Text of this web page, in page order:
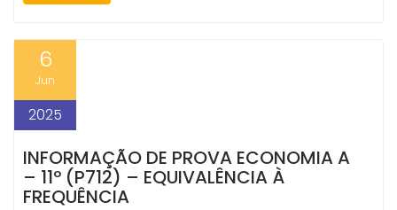
6
Jun
2025
INFORMAÇÃO DE PROVA ECONOMIA A
– 11º (P712) – EQUIVALÊNCIA À
FREQUÊNCIA